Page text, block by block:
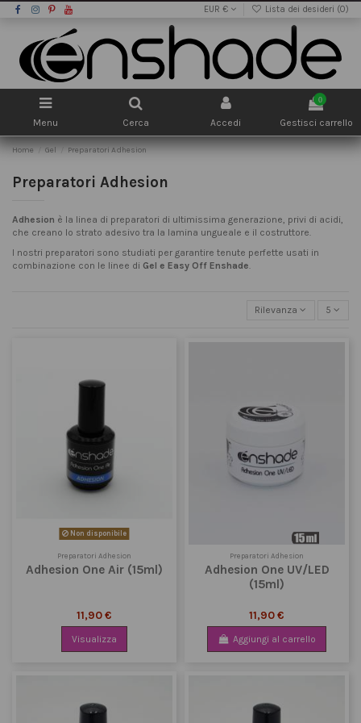
EUR € Lista dei desideri (0)
Menu Cerca Accedi
0
Gestisci carrello
Home Gel Preparatori Adhesion
Preparatori Adhesion
Adhesion è la linea di preparatori di ultimissima generazione, privi di acidi,
che creano lo strato adesivo tra la lamina ungueale e il costruttore.
I nostri preparatori sono studiati per garantire tenute perfette usati in
combinazione con le linee di Gel e Easy Off Enshade.
Rilevanza 5
Non disponibile
Preparatori Adhesion
Adhesion One Air (15ml)
11,90 €
Visualizza
Preparatori Adhesion
Adhesion One UV/LED
(15ml)
11,90 €
Aggiungi al carrello